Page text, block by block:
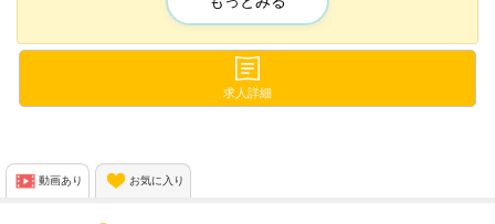
✨随時昇給・昇格あり✨
どんな方でも大歓迎💗
求人詳細
動画あり お気に入り